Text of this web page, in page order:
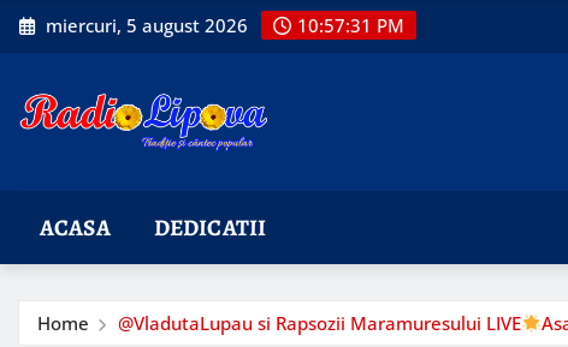
Skip
to
miercuri, 5 august 2026 10:57:32 PM
ACASA DEDICATII
Home ​@VladutaLupau si Rapsozii Maramuresului LIVE